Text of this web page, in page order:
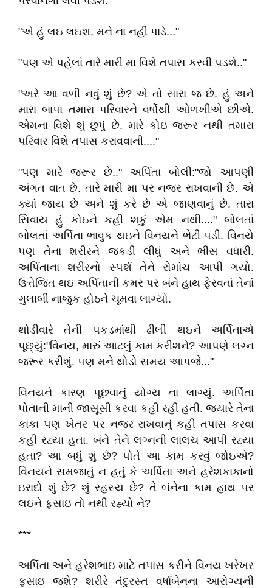
"એ હું લઇ લઇશ. મને ના નહીં પાડે..."
"પણ એ પહેલાં તારે મારી મા વિશે તપાસ કરવી પડશે.."
"અરે આ વળી નવું શું છે? એ તો સારા જ છે. હું અને
મારા બાપા તમારા પરિવારને વર્ષોથી ઓળખીએ છીએ.
એમના વિશે શું છુપું છે. મારે કોઇ જરૂર નથી તમારા
પરિવાર વિશે તપાસ કરાવવાની...."
"પણ મારે જરૂર છે.." અર્પિતા બોલી:"જો આપણી
અંગત વાત છે. તારે મારી મા પર નજર રાખવાની છે. એ
ક્યાં જાય છે અને શું કરે છે એ જાણવાનું છે. તારા
સિવાય હું કોઇને કહી શકું એમ નથી...." બોલતાં
બોલતાં અર્પિતા ભાવુક થઇને વિનયને ભેટી પડી. વિનયે
પણ તેના શરીરને જકડી લીધું અને ભીંસ વધારી.
અર્પિતાના શરીરનો સ્પર્શ તેને રોમાંચ આપી ગયો.
ઉત્તેજિત થઇ અર્પિતાની કમર પર બંને હાથ ફેરવતાં તેનાં
ગુલાબી નાજુક હોઠને ચૂમવા લાગ્યો.
થોડીવારે તેની પકડમાંથી ઢીલી થઇને અર્પિતાએ
પૂછ્યું:"વિનય, મારું આટલું કામ કરીશને? આપણે લગ્ન
જરૂર કરીશું. પણ મને થોડો સમય આપજે..."
વિનયને કારણ પૂછવાનું યોગ્ય ના લાગ્યું. અર્પિતા
પોતાની માની જાસૂસી કરવા કહી રહી હતી. જ્યારે તેના
કાકા પણ ખેતર પર નજર રાખવાનું કહી તપાસ કરવા
કહી રહ્યા હતા. બંને તેને લગ્નની લાલચ આપી રહ્યા
હતા? આ બધું શું છે? પોતે આ કામ કરવું જોઇએ?
વિનયને સમજાતું ન હતું કે અર્પિતા અને હરેશકાકાનો
ઇરાદો શું છે? શું રહસ્ય છે? તે બંનેના કામ હાથ પર
લઇને ફસાઇ તો નથી રહ્યો ને?
***
અર્પિતા અને હરેશભાઇ માટે તપાસ કરીને વિનય ખરેખર
ફસાઇ જશે? શરીરે તંદુરસ્ત વર્ષાબેનના આરોગ્યની